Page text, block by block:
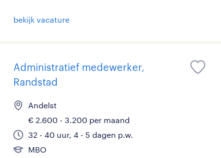
bekijk vacature
Administratief medewerker,
Randstad
Andelst
€ 2.600 - 3.200 per maand
32 - 40 uur, 4 - 5 dagen p.w.
MBO